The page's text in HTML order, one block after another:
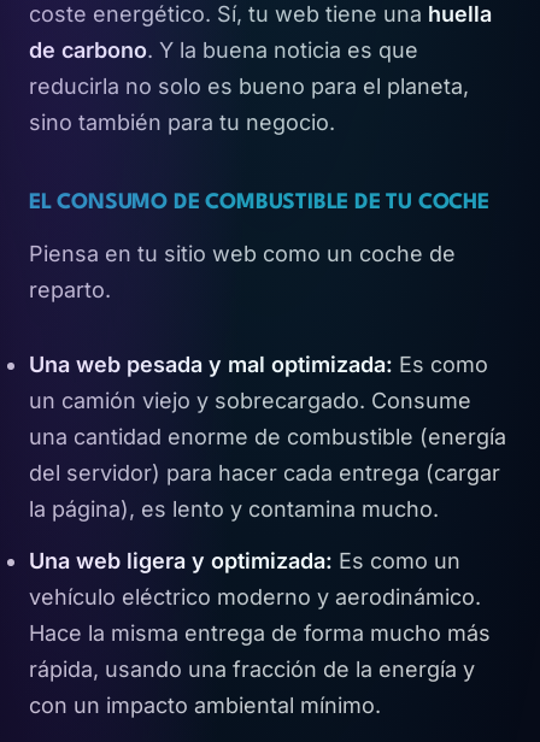
coste energético. Sí, tu web tiene una huella
de carbono. Y la buena noticia es que
reducirla no solo es bueno para el planeta,
sino también para tu negocio.
EL CONSUMO DE COMBUSTIBLE DE TU COCHE
Piensa en tu sitio web como un coche de
reparto.
Una web pesada y mal optimizada: Es como
un camión viejo y sobrecargado. Consume
una cantidad enorme de combustible (energía
del servidor) para hacer cada entrega (cargar
la página), es lento y contamina mucho.
Una web ligera y optimizada: Es como un
vehículo eléctrico moderno y aerodinámico.
Hace la misma entrega de forma mucho más
rápida, usando una fracción de la energía y
con un impacto ambiental mínimo.